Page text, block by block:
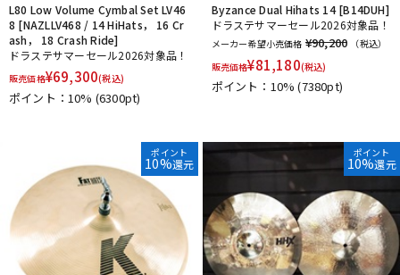
L80 Low Volume Cymbal Set LV46
8 [NAZLLV468 / 14 HiHats， 16 Cr
ash， 18 Crash Ride]
ドラステサマーセール2026対象品！
販売価格¥69,300(税込)
ポイント：10% (6300pt)
Byzance Dual Hihats 14 [B14DUH]
ドラステサマーセール2026対象品！
メーカー希望小売価格 ¥90,200
（税込）
販売価格¥81,180(税込)
ポイント：10%(7380pt)
ポイント
10%還元
ポイント
10%還元